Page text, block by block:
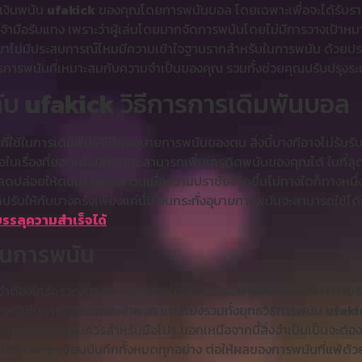
งินพนัน ufakick ของคุณโดยการพนันบอล โดยเฉพาะเพื่อจะได้รับ
อรับแทง เพราะว่าผู้เล่นโดยมากจัดการพนันโดยไม่มีการวางเป้าห
ไม่มีประสบการณ์ไหมมีความเข้าใจฐานรากสำหรับในการพนัน ด้ว
ารพนันที่เหมาะสมกับความจำเป็นของคุณ รวมทั้งช่วยคุณปรับปรุง
ufakickวิธีการการเดิมพันบอล
ในการเดิมพันให้ใช้กลอุบายการพนันของตน สิ่งนี้บางทีอาจไม่รับรั
ในเรื่องที่ยอดเยี่ยมที่คุณจะสามารถเพิ่มเครดิตพนันของคุณได้ ใน
ดปล่อยให้ตนเองถูกก่อกวนเมื่อความปราชัยเกิดขึ้นไม่ทางใดก็ทาง
ให้กับบางครั้งเพียงแค่นั้น จนกระทั่งอุบายการพนันจะสามารถใช้ไ
ลุความสำเร็จได้
รับในการชิงชัยแต่ละจำพวก แต่ว่ายังรวมทั้งยุทธวิธีการพนัน
ค่อนข้างจะสมควรสำหรับมือโปร นอกเหนือจากนี้สิ่งจำเป็นเป็นจะ
ท่านพ่าย เขียนบันทึกทั้งหมดทุกอย่าง ต่อให้ผลของการพนันที่แพ้ด้ว